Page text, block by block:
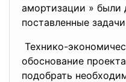
амортизации » были
поставленные
Технико-
обоснование
подобрать